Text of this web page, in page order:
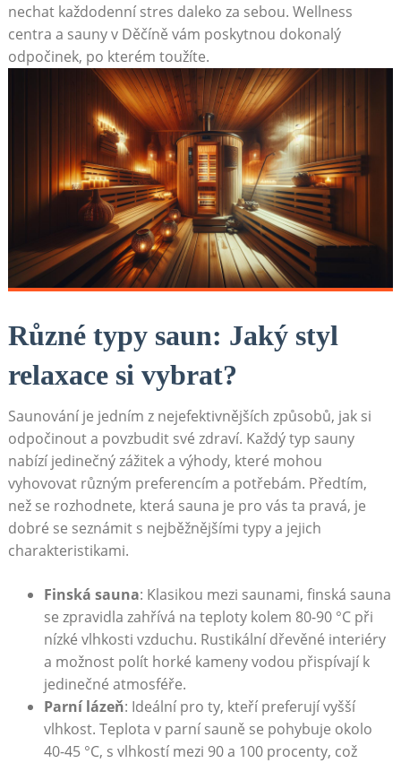
nechat každodenní stres⁣ daleko za sebou. Wellness
centra ‍a‌ sauny v Děčíně vám poskytnou dokonalý
odpočinek, po kterém toužíte.
Různé typy saun: Jaký​ styl
relaxace si vybrat?
Saunování je⁢ jedním z nejefektivnějších způsobů, jak si
odpočinout a povzbudit své⁣ zdraví. Každý typ sauny
nabízí ​jedinečný‌ zážitek ​a ‌výhody, které mohou⁣
vyhovovat ⁤různým preferencím a potřebám. Předtím,
než se‍ rozhodnete,‍ která sauna je pro‌ vás ta pravá, je
dobré se seznámit⁤ s ⁤nejběžnějšími typy a jejich
charakteristikami.
Finská sauna: Klasikou mezi ⁢saunami, finská sauna
se zpravidla zahřívá na teploty ⁢kolem 80-90 °C při
nízké vlhkosti‌ vzduchu. Rustikální dřevěné interiéry
a možnost polít ⁢horké‌ kameny vodou⁢ přispívají k
jedinečné atmosféře.
Parní lázeň: Ideální ⁢pro ‍ty, kteří preferují vyšší
vlhkost. Teplota v⁤ parní ⁤sauně​ se ​pohybuje⁢ okolo
40-45 °C, s vlhkostí⁣ mezi 90 ​a 100 procenty,⁢ což